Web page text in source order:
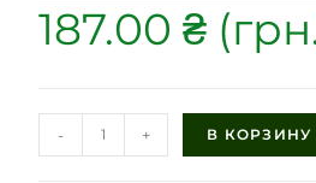
187.00₴
- + В КОРЗИНУ